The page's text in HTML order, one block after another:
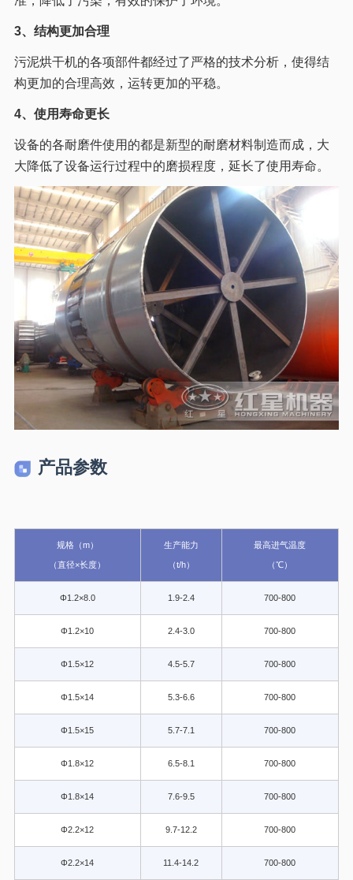
3、结构更加合理
污泥烘干机的各项部件都经过了严格的技术分析，使得结
构更加的合理高效，运转更加的平稳。
4、使用寿命更长
设备的各耐磨件使用的都是新型的耐磨材料制造而成，大
大降低了设备运行过程中的磨损程度，延长了使用寿命。
产品参数
规格（m）
（直径×长度）
生产能力
（t/h）
最高进气温度
（℃）
Φ1.2×8.0 1.9-2.4 700-800
Φ1.2×10 2.4-3.0 700-800
Φ1.5×12 4.5-5.7 700-800
Φ1.5×14 5.3-6.6 700-800
Φ1.5×15 5.7-7.1 700-800
Φ1.8×12 6.5-8.1 700-800
Φ1.8×14 7.6-9.5 700-800
Φ2.2×12 9.7-12.2 700-800
Φ2.2×14 11.4-14.2 700-800